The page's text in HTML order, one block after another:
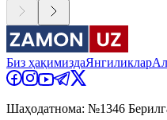
Биз ҳақимиздаЯнгиликлар
Шаҳодатнома: №1346